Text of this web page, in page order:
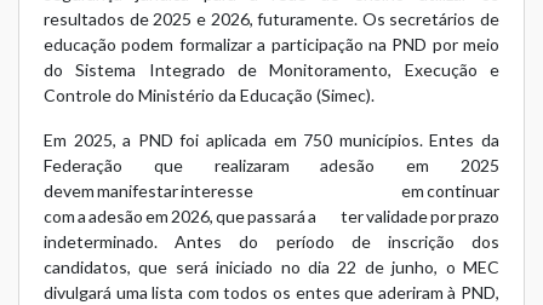
resultados de 2025 e 2026, futuramente. Os secretários de
educação podem formalizar a participação na PND por meio
doSistema Integrado de Monitoramento, Execução e
Controle do Ministério da Educação (Simec).
Em 2025, a PND foi aplicada em 750 municípios. Entes da
Federação que realizaram adesão em 2025
devem manifestar interesse em continuar
com a adesão em 2026, que passará a ter validade por prazo
indeterminado. Antes do período de inscrição dos
candidatos, que será iniciado no dia 22 de junho, o MEC
divulgará uma lista com todos os entes que aderiram à PND,